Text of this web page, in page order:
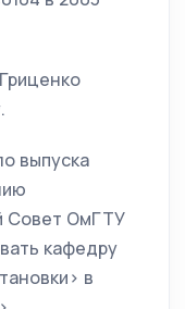
выпуска
Совет ОмГТУ
кафедру
в